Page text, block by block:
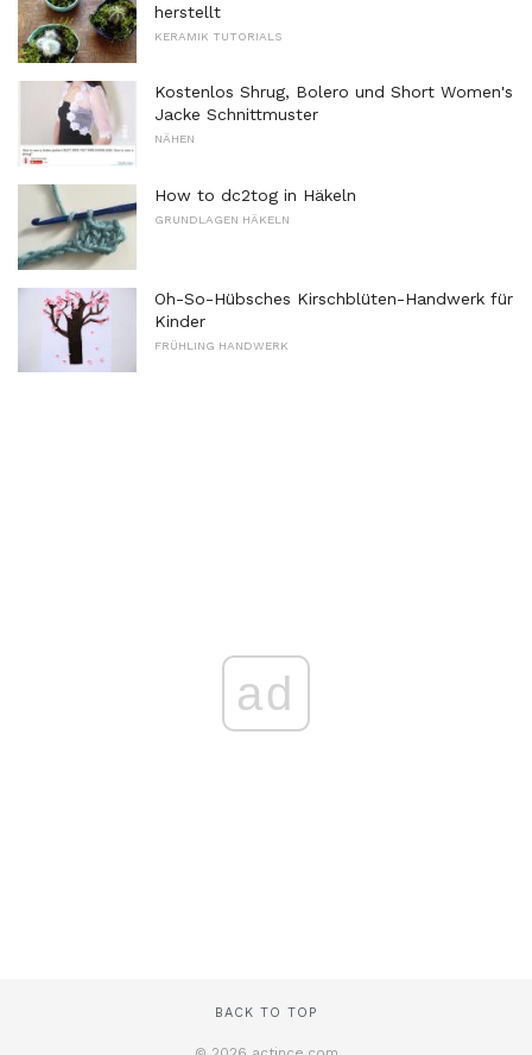
herstellt
KERAMIK TUTORIALS
Kostenlos Shrug, Bolero und Short Women's
Jacke Schnittmuster
NÄHEN
How to dc2tog in Häkeln
GRUNDLAGEN HÄKELN
Oh-So-Hübsches Kirschblüten-Handwerk für
Kinder
FRÜHLING HANDWERK
ad
BACK TO TOP